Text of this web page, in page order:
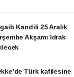
Kandili 25 Aralık
Akşamı İdrak
Türk kafilesine